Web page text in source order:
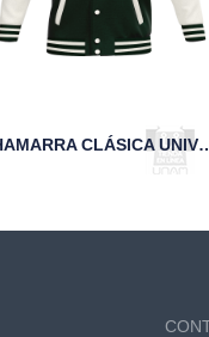
CHAMARRA CLÁSICA